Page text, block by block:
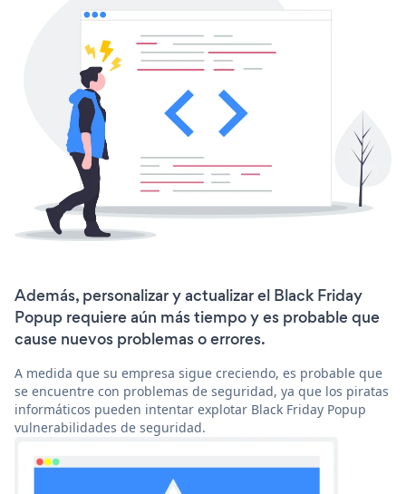
Además, personalizar y actualizar el Black Friday
Popup requiere aún más tiempo y es probable que
cause nuevos problemas o errores.
A medida que su empresa sigue creciendo, es probable que
se encuentre con problemas de seguridad, ya que los piratas
informáticos pueden intentar explotar Black Friday Popup
vulnerabilidades de seguridad.